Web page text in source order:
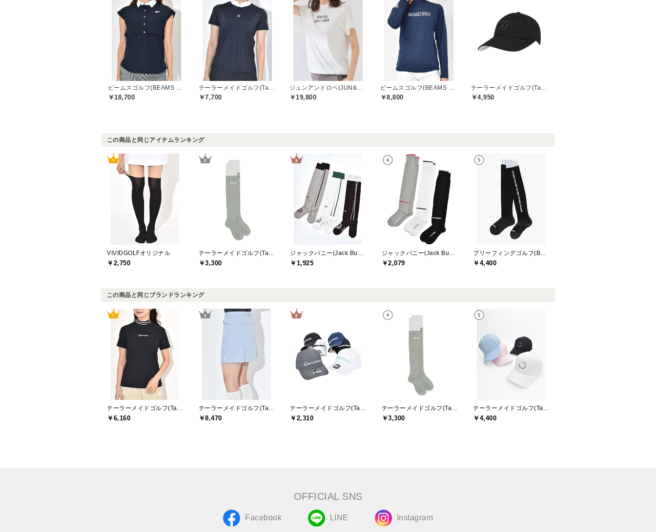
￥18,700 ￥7,700 ￥19,800 ￥8,800 ￥4,950
この商品と同じアイテムランキング
VIVIDGOLFオリジナル
￥2,750 ￥3,300 ￥1,925 ￥2,079 ￥4,400
この商品と同じブランドランキング
￥6,160 ￥8,470 ￥2,310 ￥3,300 ￥4,400
OFFICIAL SNS
Facebook LINE Instagram